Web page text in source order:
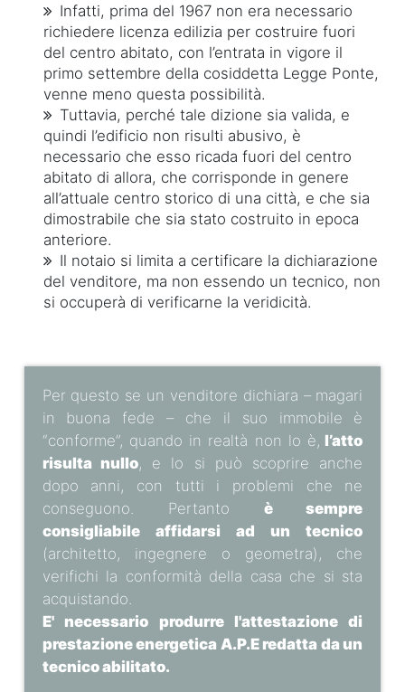
Infatti, prima del 1967 non era necessario
richiedere licenza edilizia per costruire fuori
del centro abitato, con l’entrata in vigore il
primo settembre della cosiddetta Legge Ponte,
venne meno questa possibilità.
Tuttavia, perché tale dizione sia valida, e
quindi l’edificio non risulti abusivo, è
necessario che esso ricada fuori del centro
abitato di allora, che corrisponde in genere
all’attuale centro storico di una città, e che sia
dimostrabile che sia stato costruito in epoca
anteriore.
Il notaio si limita a certificare la dichiarazione
del venditore, ma non essendo un tecnico, non
si occuperà di verificarne la veridicità.
Per questo se un venditore dichiara – magari
in buona fede – che il suo immobile è
“conforme”, quando in realtà non lo è, l’atto
risulta nullo, e lo si può scoprire anche
dopo anni, con tutti i problemi che ne
conseguono. Pertantoè sempre
consigliabile affidarsi ad un tecnico
(architetto, ingegnere o geometra), che
verifichi la conformità della casa che si sta
acquistando.
E' necessario produrre l'attestazione di
prestazione energetica A.P.E redatta da un
tecnico abilitato.